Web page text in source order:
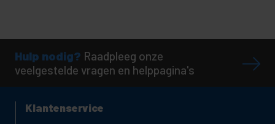
Hulp nodig? Raadpleeg onze
veelgestelde vragen en helppagina's
Klantenservice